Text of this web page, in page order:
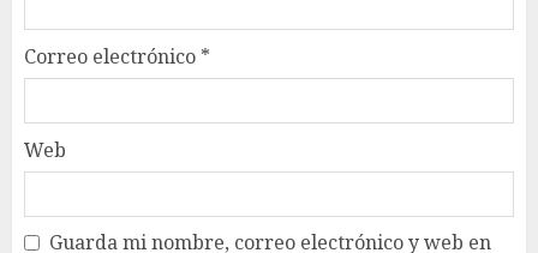
Correo electrónico *
Web
Guarda mi nombre, correo electrónico y web en